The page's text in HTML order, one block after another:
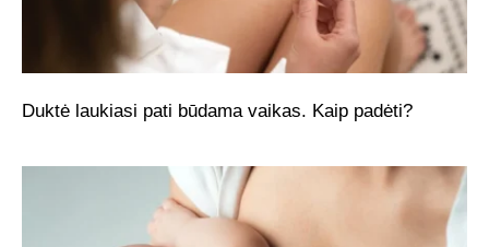
Duktė laukiasi pati būdama vaikas. Kaip padėti?